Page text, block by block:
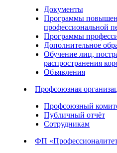
Документы
Программы
профессиональной
Программы
Дополнительное
Обучение лиц,
распространения
Объявления
Профсоюзная
Профсоюзный
Публичный отчёт
Сотрудникам
ФП